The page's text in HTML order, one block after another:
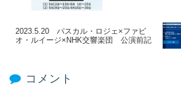
2023.5.20 パスカル・ロジェ×ファビ
オ・ルイージ×NHK交響楽団 公演前記
コメント